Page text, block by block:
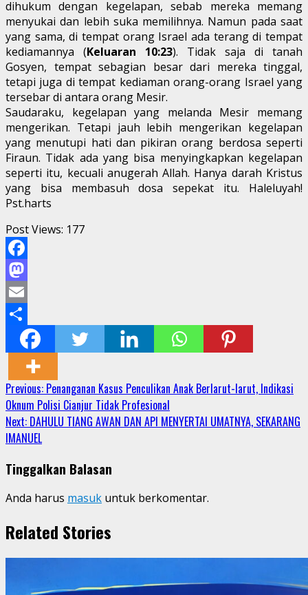
dihukum dengan kegelapan, sebab mereka memang
menyukai dan lebih suka memilihnya. Namun pada saat
yang sama, di tempat orang Israel ada terang di tempat
kediamannya (Keluaran 10:23). Tidak saja di tanah
Gosyen, tempat sebagian besar dari mereka tinggal,
tetapi juga di tempat kediaman orang-orang Israel yang
tersebar di antara orang Mesir.
Saudaraku, kegelapan yang melanda Mesir memang
mengerikan. Tetapi jauh lebih mengerikan kegelapan
yang menutupi hati dan pikiran orang berdosa seperti
Firaun. Tidak ada yang bisa menyingkapkan kegelapan
seperti itu, kecuali anugerah Allah. Hanya darah Kristus
yang bisa membasuh dosa sepekat itu. Haleluyah!
Pst.harts
Post Views: 177
Facebook
Mastodon
Email
Share
Continue
Reading
Previous: Penanganan Kasus Penculikan Anak Berlarut-larut, Indikasi
Oknum Polisi Cianjur Tidak Profesional
Next: DAHULU TIANG AWAN DAN API MENYERTAI UMATNYA, SEKARANG
IMANUEL
Tinggalkan Balasan
Anda harus masuk untuk berkomentar.
Related Stories